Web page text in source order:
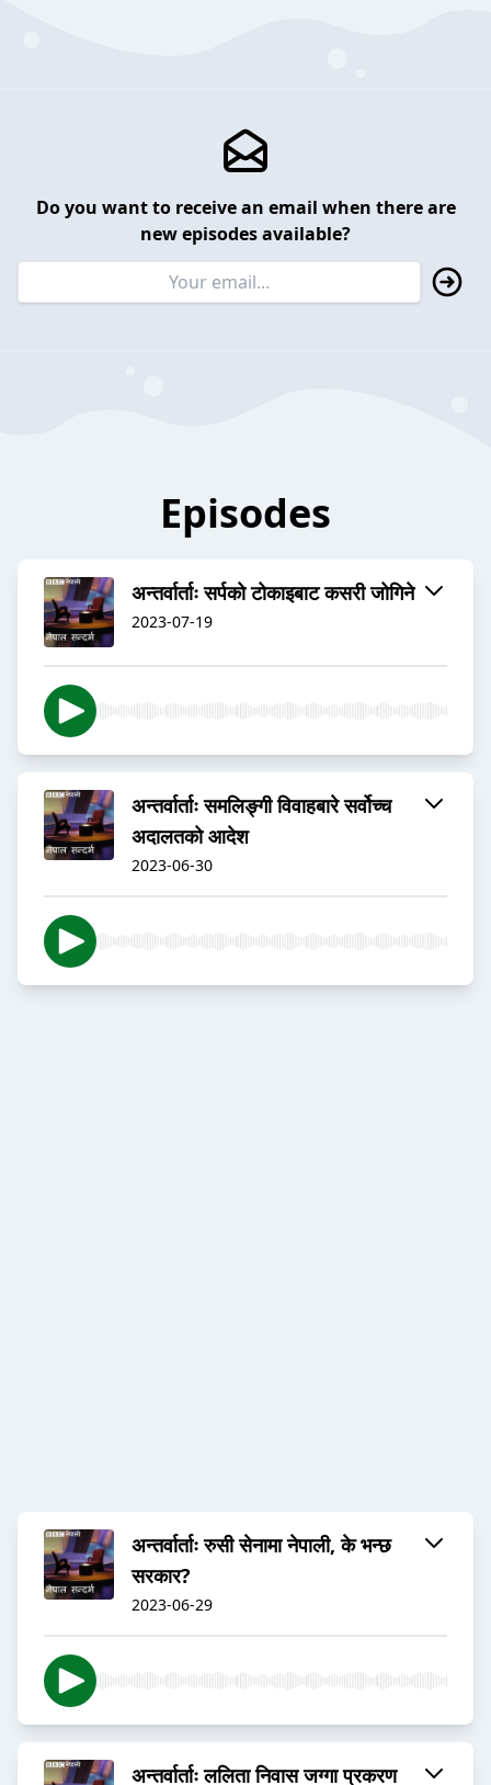
Do you want to receive an email when there are
new episodes available?
Episodes
अन्तर्वार्ताः सर्पको टोकाइबाट कसरी जोगिने
2023-07-19
अन्तर्वार्ताः समलिङ्गी विवाहबारे सर्वोच्च
अदालतको आदेश
2023-06-30
अन्तर्वार्ताः रुसी सेनामा नेपाली, के भन्छ
सरकार?
2023-06-29
अन्तर्वार्ताः ललिता निवास जग्गा प्रकरण